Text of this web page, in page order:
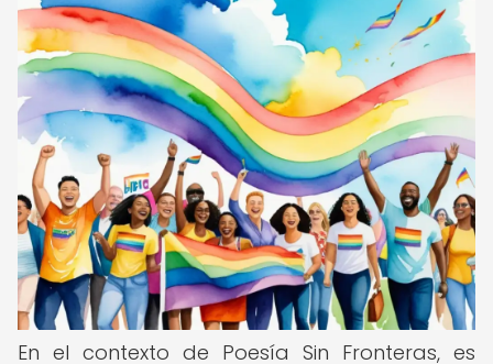
En el contexto de Poesía Sin Fronteras, es